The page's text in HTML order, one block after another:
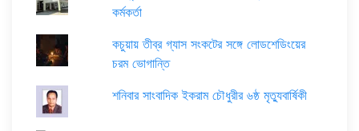
কর্মকর্তা
কচুয়ায় তীব্র গ্যাস সংকটের সঙ্গে লোডশেডিংয়ের
চরম ভোগান্তি
শনিবার সাংবাদিক ইকরাম চৌধুরীর ৬ষ্ঠ মৃত্যুবার্ষিকী